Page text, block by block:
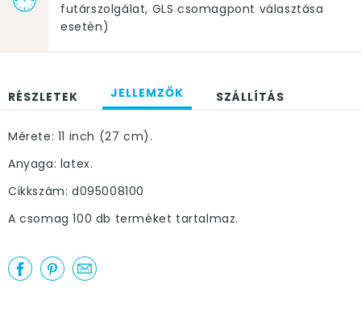
futárszolgálat, GLS csomagpont választása
esetén)
RÉSZLETEK JELLEMZŐK SZÁLLÍTÁS
Mérete: 11 inch (27 cm).
Anyaga: latex.
Cikkszám: d095008100
A csomag 100 db terméket tartalmaz.